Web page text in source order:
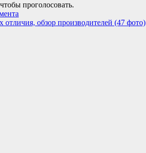
проголосовать.
обзор производителей (47 фото)